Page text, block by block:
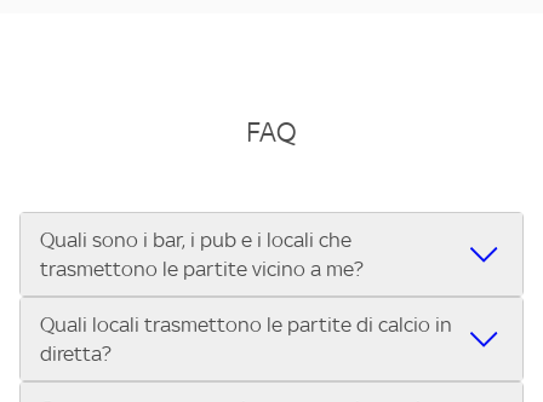
FAQ
Quali sono i bar, i pub e i locali che
trasmettono le partite vicino a me?
Se cerchi un bar, pub, ristorante o locale vicino a te per
vedere le partite di Serie A ENILIVE, la Serie C Sky Wifi, la
UEFA Champions League, la UEFA Europa League, la UEFA
Quali locali trasmettono le partite di calcio in
diretta?